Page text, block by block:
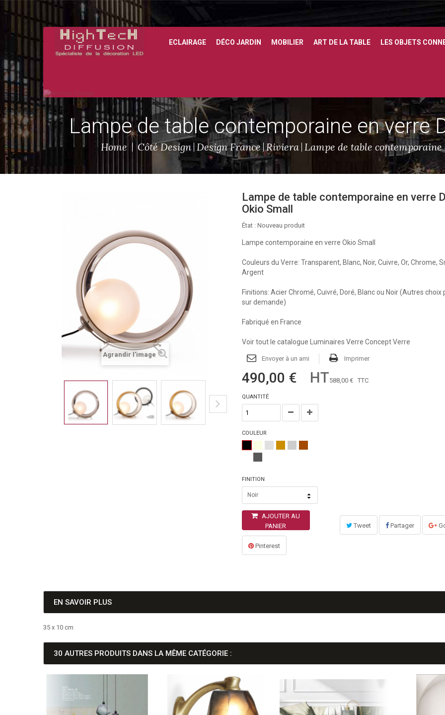
ECLAIRAGE DÉCO JARDIN MOBILIER ART DE LA TABLE LES OBJETS
Le créateur du Poléasy, le polyéthylène facile à entretenir.
Lampe de table contemporaine en verre
Home Côté Design Design France Riviera Lampe de table
Agrandir l'image
Lampe de table contemporaine en verre
Okio Small
État : Nouveau produit
Lampe contemporaine en verre Okio Small
Couleurs du Verre: Transparent, Blanc, Noir, Cuivre, Or, Chrome,
Argent
Finitions: Acier Chromé, Cuivré, Doré, Blanc ou Noir (Autres choix
sur demande)
Fabriqué en France
Voir tout le catalogue Luminaires Verre Concept Verre
Envoyer à un ami Imprimer
490,00 € HT588,00 €TTC
QUANTITÉ
COULEUR
FINITION
Noir
AJOUTER AU
PANIER
Tweet Partager
Pinterest
EN SAVOIR PLUS
35 x 10 cm
30 AUTRES PRODUITS DANS LA MÊME CATÉGORIE :